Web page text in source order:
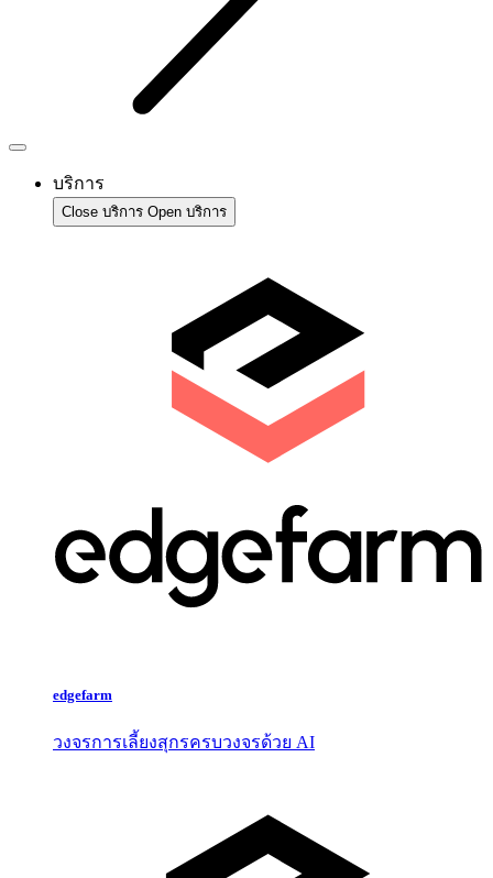
บริการ
Close บริการ Open บริการ
edgefarm
วงจรการเลี้ยงสุกรครบวงจรด้วย AI